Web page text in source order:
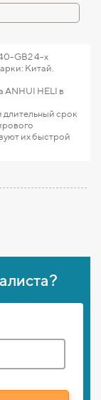
GB2 4-х
Китай.
ANHUI HELI в
длительный срок
их быстрой